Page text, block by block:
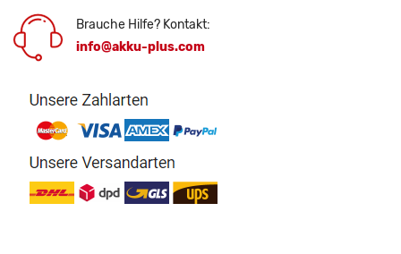
Brauche Hilfe? Kontakt:
info@akku-plus.com